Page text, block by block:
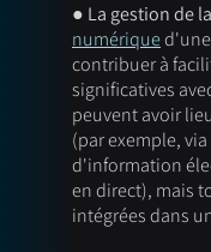
● La gestion de
numérique
contribuer à
significatives
peuvent avoir
(par exemple,
d'information
en direct), mais
intégrées dans